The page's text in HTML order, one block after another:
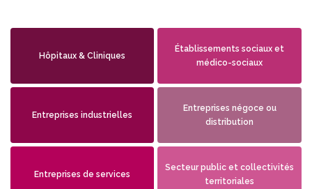
Hôpitaux & Cliniques
Établissements sociaux et
médico-sociaux
Entreprises industrielles
Entreprises négoce ou
distribution
Entreprises de services
Secteur public et collectivités
territoriales